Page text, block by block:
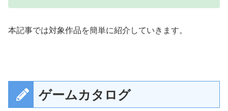
本記事では対象作品を簡単に紹介していきます。
ゲームカタログ